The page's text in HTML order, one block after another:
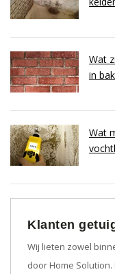
Wat
in
Wat
Klanten
Wij lieten zowel
door Home